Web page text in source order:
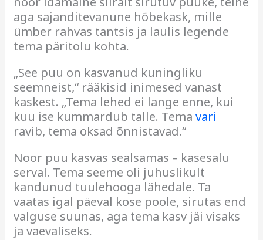
aga sajanditevanune hõbekask, mille
ümber rahvas tantsis ja laulis legende
tema päritolu kohta.
„See puu on kasvanud kuningliku
seemneist,“ rääkisid inimesed vanast
kaskest. „Tema lehed ei lange enne, kui
kuu ise kummardub talle. Temavari
ravib, tema oksad õnnistavad.“
Noor puu kasvas sealsamas – kasesalu
serval. Tema seeme oli juhuslikult
kandunud tuulehooga lähedale. Ta
vaatas igal päeval kose poole, sirutas end
valguse suunas, aga tema kasv jäi visaks
ja vaevaliseks.